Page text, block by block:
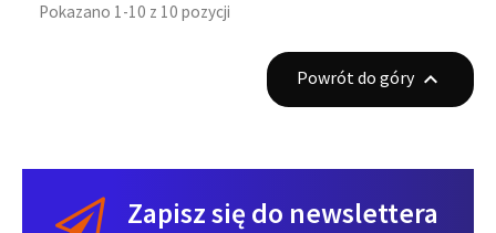
Pokazano 1-10 z 10 pozycji
Powrót do góry 
Zapisz się do newslettera